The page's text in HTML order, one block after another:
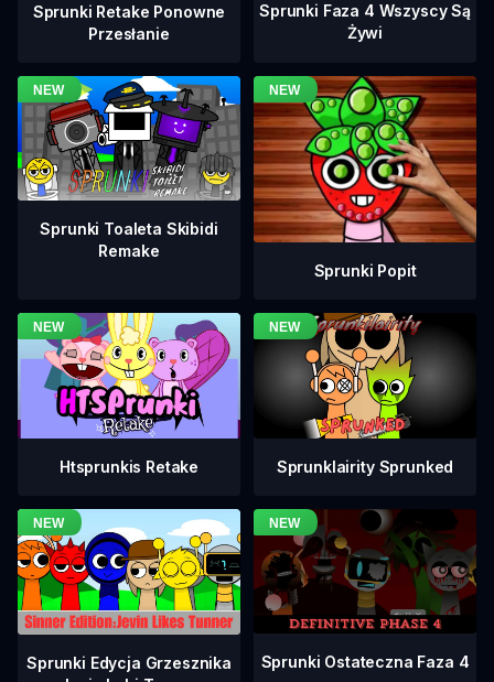
Sprunki Retake Ponowne
Przesłanie
Sprunki Faza 4 Wszyscy Są
Żywi
Sprunki Toaleta Skibidi
Remake
Sprunki Popit
Htsprunkis Retake Sprunklairity Sprunked
Sprunki Edycja Grzesznika
Sprunki Ostateczna Faza 4